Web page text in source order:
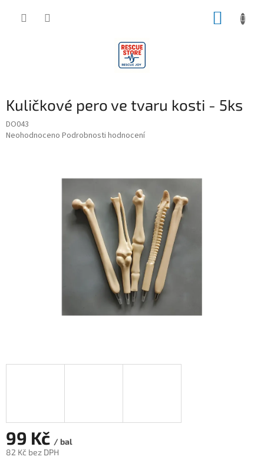
Kuličkové pero ve tvaru kosti - 5ks
DO043
Průměrné
Neohodnoceno Podrobnosti hodnocení
99 Kč / bal
82 Kč bez DPH